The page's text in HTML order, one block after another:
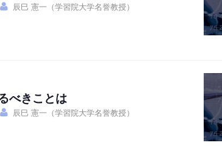
辰巳 憲一（学習院大学名誉教授）
べきことは
辰巳 憲一（学習院大学名誉教授）